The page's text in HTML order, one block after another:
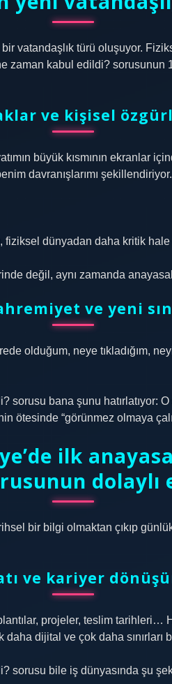
vatandaşlık türü oluşuyor.
zaman kabul edildi?
ve kişisel
büyük kısmının ekranlar
davranışlarımı şekillendiriyor.
dünyadan daha kritik hale
değil, aynı zamanda
ve yeni
olduğum, neye tıkladığım,
sorusu bana şunu hatırlatıyor:
ötesinde “görünmez olmaya
ilk
bir bilgi olmaktan çıkıp günlük
ve kariyer
projeler, teslim
dijital ve çok daha sınırları
sorusu bile iş dünyasında şu